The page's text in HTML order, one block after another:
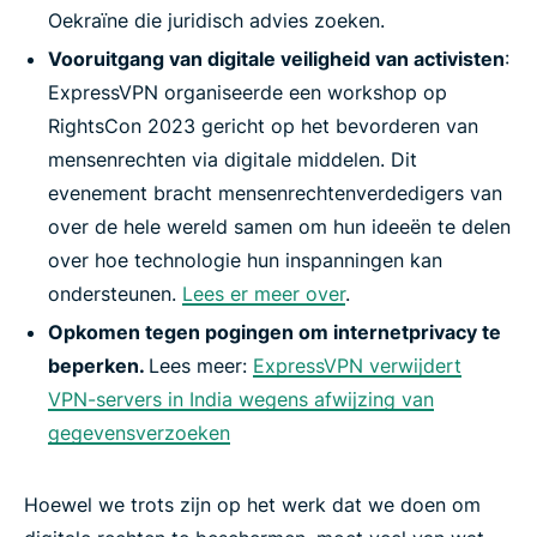
Oekraïne die juridisch advies zoeken.
Vooruitgang van digitale veiligheid van activisten:
ExpressVPN organiseerde een workshop op
RightsCon 2023 gericht op het bevorderen van
mensenrechten via digitale middelen. Dit
evenement bracht mensenrechtenverdedigers van
over de hele wereld samen om hun ideeën te delen
over hoe technologie hun inspanningen kan
ondersteunen. Lees er meer over.
Opkomen tegen pogingen om internetprivacy te
beperken. Lees meer: ExpressVPN verwijdert
VPN-servers in India wegens afwijzing van
gegevensverzoeken
Hoewel we trots zijn op het werk dat we doen om